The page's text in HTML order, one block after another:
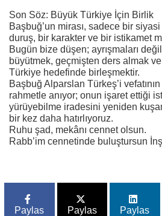
Son Söz: Büyük Türkiye İçin Birlik
Başbuğ’un mirası, sadece bir
duruş, bir karakter ve bir istikamet
Bugün bize düşen; ayrışmaları
büyütmek, geçmişten ders almak
Türkiye hedefinde birleşmektir.
Başbuğ Alparslan Türkeş’i
rahmetle anıyor; onun işaret ettiği
yürüyebilme iradesini yeniden
bir kez daha hatırlıyoruz.
Ruhu şad, mekânı cennet olsun.
Rabb’im cennetinde buluştursun
Paylas Paylas Paylas